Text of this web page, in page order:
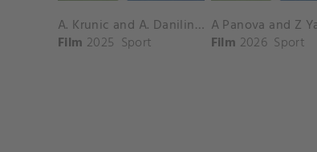
A. Krunic and A. Danilina vs. P. Hon and K. Muchova Match Highlights - BEIJING_Capital Group Diamond ( October 02, 2025)
Film 2025 Sport
Film 2026 Sport